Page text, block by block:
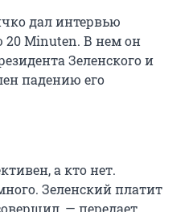
дал интервью
Minuten. В нем он
Зеленского и
падению его
а кто нет.
Зеленский платит
— передает